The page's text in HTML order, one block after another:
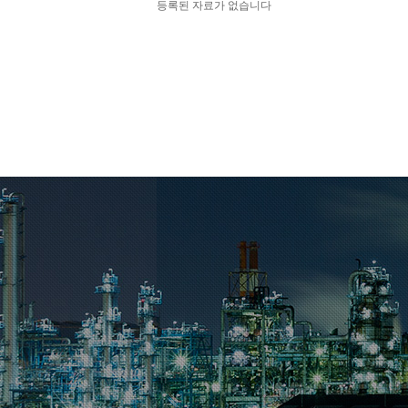
등록된 자료가 없습니다